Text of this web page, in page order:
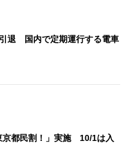
退 国内で定期運行する電車
京都民割！」実施 10/1は入